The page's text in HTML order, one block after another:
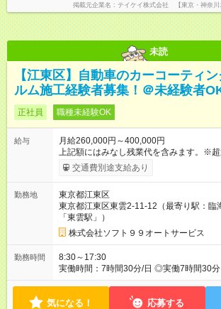
掲載元企業名 テイケイ株式会社 【東京・神奈川
未読
【江東区】自動車のカーコーティ
ルム施工経験者募集！＠未経験者
正社員 職種未経験OK
給与
月給260,000円～400,000円
上記額にはみなし残業代を含みます。※超
ます。 みなし残業代 42,700円／月 みなし
※能力や経験などを考慮して決定します
超えて勤務した場合は、超過分の手当を別途
用期間】試用期間あり 試用期間の長さ：
は本採用時と同じです。
交通費別途支給あり
勤務地
東京都江東区
東京都江東区東雲2-11-12（最寄り駅：臨
「東雲駅」）
株式会社ソフト９９オートサービス
勤務時間
8:30～17:30
実働時間：7時間30分/日 ◎実働7時間30
昼休憩（1時間）に加えて、午前・午後
気になる！ 応募する